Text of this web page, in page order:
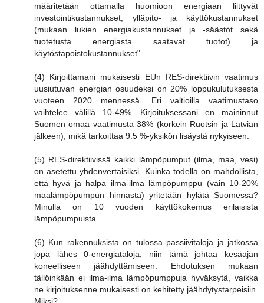
määritetään ottamalla huomioon energiaan liittyvät
investointikustannukset, ylläpito- ja käyttökustannukset
(mukaan lukien energiakustannukset ja -säästöt sekä
tuotetusta energiasta saatavat tuotot) ja
käytöstäpoistokustannukset".
(4) Kirjoittamani mukaisesti EUn RES-direktiivin vaatimus
uusiutuvan energian osuudeksi on 20% loppukulutuksesta
vuoteen 2020 mennessä. Eri valtioilla vaatimustaso
vaihtelee välillä 10-49%. Kirjoituksessani en maininnut
Suomen omaa vaatimusta 38% (korkein Ruotsin ja Latvian
jälkeen), mikä tarkoittaa 9.5 %-yksikön lisäystä nykyiseen.
(5) RES-direktiivissä kaikki lämpöpumput (ilma, maa, vesi)
on asetettu yhdenvertaisiksi. Kuinka todella on mahdollista,
että hyvä ja halpa ilma-ilma lämpöpumppu (vain 10-20%
maalämpöpumpun hinnasta) yritetään hylätä Suomessa?
Minulla on 10 vuoden käyttökokemus erilaisista
lämpöpumpuista.
(6) Kun rakennuksista on tulossa passiivitaloja ja jatkossa
jopa lähes 0-energiataloja, niin tämä johtaa kesäajan
koneelliseen jäähdyttämiseen. Ehdotuksen mukaan
tällöinkään ei ilma-ilma lämpöpumppuja hyväksytä, vaikka
ne kirjoituksenne mukaisesti on kehitetty jäähdytystarpeisiin.